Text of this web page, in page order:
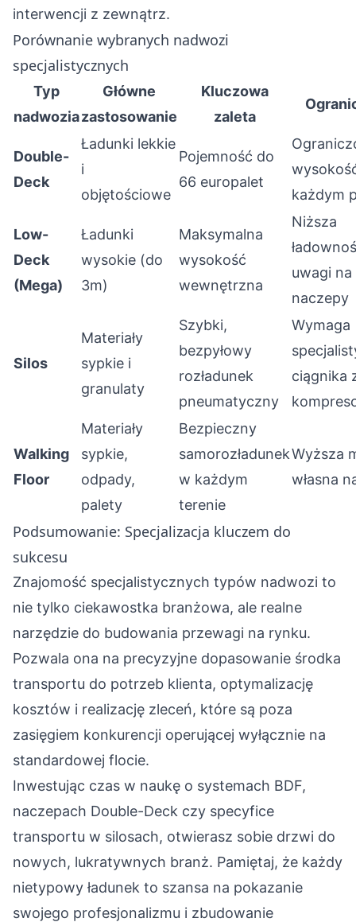
interwencji z zewnątrz.
Porównanie wybranych nadwozi
specjalistycznych
Typ
nadwozia
Główne
zastosowanie
Kluczowa
zaleta
Double-
Deck
Ładunki lekkie
i
objętościowe
Pojemność do
66 europalet
każdym
Low-
Deck
(Mega)
Ładunki
wysokie (do
3m)
Maksymalna
wysokość
wewnętrzna
Niższa
uwagi na
naczepy
Silos
Materiały
sypkie i
granulaty
Szybki,
bezpyłowy
rozładunek
pneumatyczny
Wymaga
ciągnika
Walking
Floor
Materiały
sypkie,
odpady,
palety
Bezpieczny
samorozładunek
w każdym
terenie
Wyższa
własna
Podsumowanie: Specjalizacja kluczem do
sukcesu
Znajomość specjalistycznych typów nadwozi to
nie tylko ciekawostka branżowa, ale realne
narzędzie do budowania przewagi na rynku.
Pozwala ona na precyzyjne dopasowanie środka
transportu do potrzeb klienta, optymalizację
kosztów i realizację zleceń, które są poza
zasięgiem konkurencji operującej wyłącznie na
standardowej flocie.
Inwestując czas w naukę o systemach BDF,
naczepach Double-Deck czy specyfice
transportu w silosach, otwierasz sobie drzwi do
nowych, lukratywnych branż. Pamiętaj, że każdy
nietypowy ładunek to szansa na pokazanie
swojego profesjonalizmu i zbudowanie